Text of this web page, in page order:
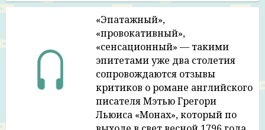
20:49
015-monakh-
017-monakh-
018-monakh-
15:07
«Эпатажный»,
«провокативный»,
«сенсационный» — такими
эпитетами уже два столетия
сопровождаются отзывы
критиков о романе английского
писателя Мэтью Грегори
Льюиса «Монах», который по